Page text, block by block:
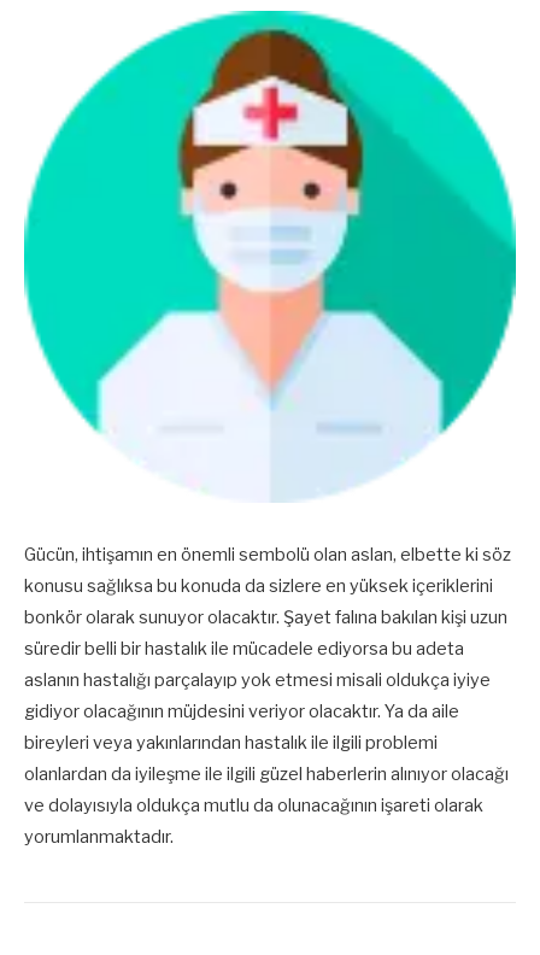
Gücün, ihtişamın en önemli sembolü olan aslan, elbette ki söz
konusu sağlıksa bu konuda da sizlere en yüksek içeriklerini
bonkör olarak sunuyor olacaktır. Şayet falına bakılan kişi uzun
süredir belli bir hastalık ile mücadele ediyorsa bu adeta
aslanın hastalığı parçalayıp yok etmesi misali oldukça iyiye
gidiyor olacağının müjdesini veriyor olacaktır. Ya da aile
bireyleri veya yakınlarından hastalık ile ilgili problemi
olanlardan da iyileşme ile ilgili güzel haberlerin alınıyor olacağı
ve dolayısıyla oldukça mutlu da olunacağının işareti olarak
yorumlanmaktadır.